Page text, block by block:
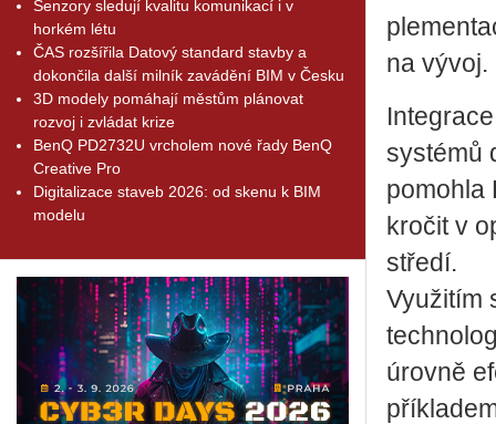
Senzory sledují kvalitu komunikací i v
horkém létu
ČAS rozšířila Datový standard stavby a
dokončila další milník zavádění BIM v Česku
3D modely pomáhají městům plánovat
rozvoj i zvládat krize
BenQ PD2732U vrcholem nové řady BenQ
Creative Pro
Digitalizace staveb 2026: od skenu k BIM
modelu
na vývoj.
sys­té­mů
po­moh­la
kro­čit v
stře­dí.
Vy­u­ži­tím
úrov­ně